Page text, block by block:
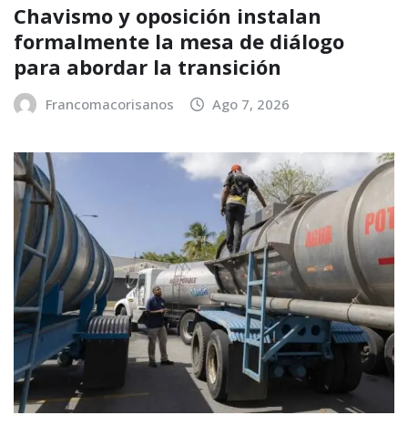
Chavismo y oposición instalan
formalmente la mesa de diálogo
para abordar la transición
Francomacorisanos Ago 7, 2026